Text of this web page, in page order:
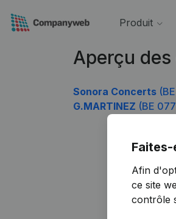
Produit
Aperçu
Sonora Concerts
G.MARTINEZ (BE
Afin
ce site
contrôle